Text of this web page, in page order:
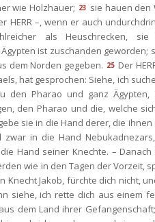
wie Holzhauer; 23 ie hauen den
HERR –, wenn er auch
als Heuschrecken, sie
ist zuschanden geworden;
dem Norden gegeben. 25 Der
hat gesprochen: Siehe, ich
den Pharao und ganz Ägypten,
den Pharao und die, welche
sie in die Hand derer, die ihnen
zwar in die Hand
Hand seiner Knechte. –
wie in den Tagen der Vorzeit,
Knecht Jakob, fürchte dich nicht,
siehe, ich rette dich aus einem
dem Land ihrer